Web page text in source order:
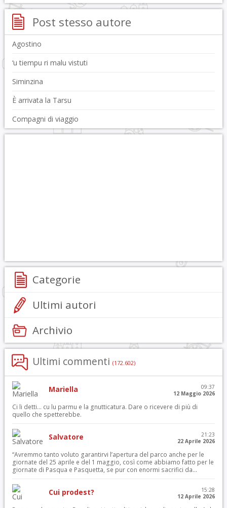
Post stesso autore
Agostino
‘u tiempu ri malu vistuti
Siminzina
È arrivata la Tarsu
Compagni di viaggio
Categorie
Ultimi autori
Archivio
Ultimi commenti (172.602)
Mariella
09:37
12 Maggio 2026
Ci li detti… cu lu parmu e la gnutticatura. Dare o ricevere di più di
quello che spetterebbe.
Salvatore
21:23
22 Aprile 2026
“Avremmo tanto voluto garantirvi l’apertura del parco anche per le
giornate del 25 aprile e del 1 maggio, così come abbiamo fatto per le
giornate di Pasqua e Pasquetta, se pur con enormi sacrifici da...
Cui prodest?
15:28
12 Aprile 2026